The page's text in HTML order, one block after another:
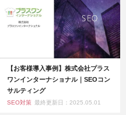
【お客様導入事例】株式会社プラス
ワンインターナショナル｜SEOコン
サルティング
SEO対策 最終更新日：2025.05.01